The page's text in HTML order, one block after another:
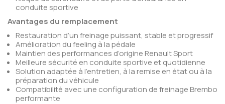
conduite sportive
Avantages du remplacement
Restauration d’un freinage puissant, stable et progressif
Amélioration du feeling à la pédale
Maintien des performances d’origine Renault Sport
Meilleure sécurité en conduite sportive et quotidienne
Solution adaptée à l’entretien, à la remise en état ou à la
préparation du véhicule
Compatibilité avec une configuration de freinage Brembo
performante